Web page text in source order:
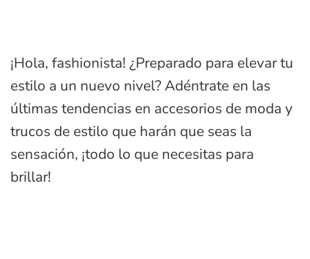
¡Hola, fashionista! ¿Preparado para elevar tu
estilo a un nuevo nivel? Adéntrate en las
últimas tendencias en accesorios de moda y
trucos de estilo que harán que seas la
sensación, ¡todo lo que necesitas para
brillar!